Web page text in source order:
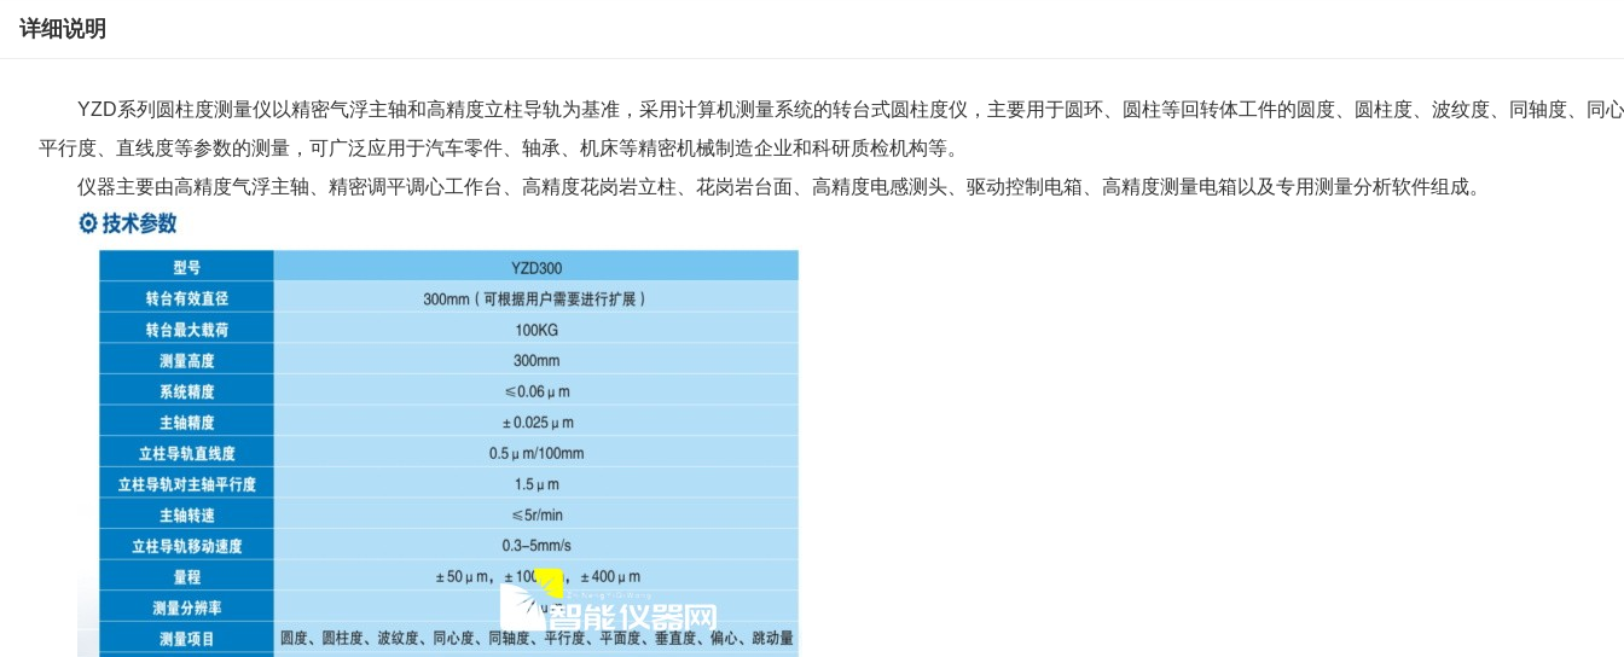
详细说明
YZD系列圆柱度测量仪以精密气浮主轴和高精度立柱导轨为基准，采用计算机测量系统的转台式圆柱度仪，主要用于圆环、圆柱等回转体工件的圆度、圆柱度、波纹度、同轴度、同
平行度、直线度等参数的测量，可广泛应用于汽车零件、轴承、机床等精密机械制造企业和科研质检机构等。
仪器主要由高精度气浮主轴、精密调平调心工作台、高精度花岗岩立柱、花岗岩台面、高精度电感测头、驱动控制电箱、高精度测量电箱以及专用测量分析软件组成。